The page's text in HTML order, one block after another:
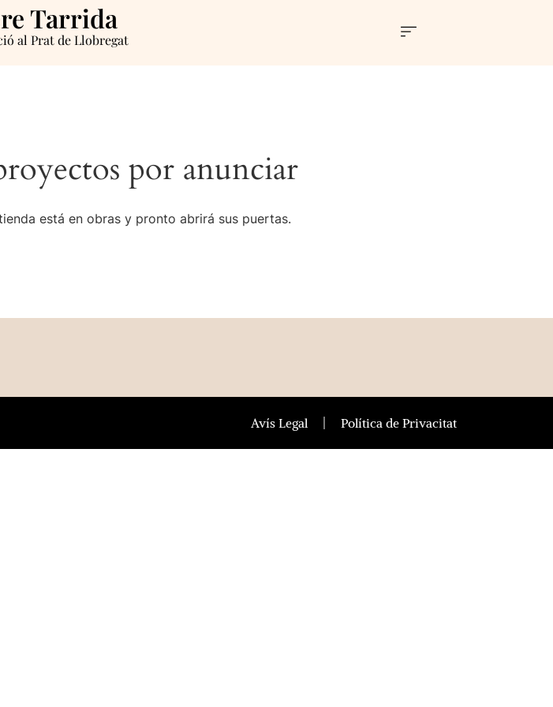
Tarrida
al Prat de Llobregat
por anunciar
está en obras y pronto abrirá sus puertas.
Avís Legal Política de Privacitat